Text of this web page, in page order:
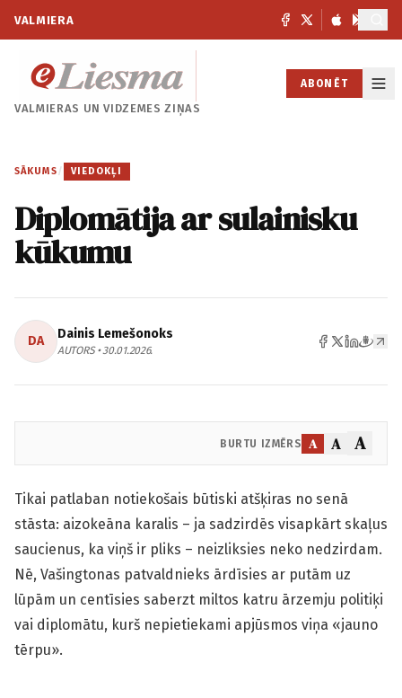
VALMIERA
VALMIERAS UNVIDZEMES ZIŅAS
ABONĒT
SĀKUMS / VIEDOKĻI
Diplomātija ar sulainisku
kūkumu
DA Dainis Lemešonoks
AUTORS • 30.01.2026.
BURTU IZMĒRS A A A
Tikai patlaban notiekošais būtiski atšķiras no senā
stāsta: aizokeāna karalis – ja sadzirdēs vis­apkārt skaļus
saucienus, ka viņš ir pliks – neizliksies neko nedzirdam.
Nē, Vašingtonas pat­valdnieks ārdīsies ar putām uz
lūpām un centīsies saberzt miltos katru ārzemju politiķi
vai diplomātu, kurš nepietiekami apjūsmos viņa «jauno
tērpu».